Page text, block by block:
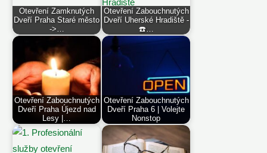
Otevření Zamknutých
Dveří Praha Staré město
->…
Otevření Zabouchnutých
Dveří Uherské Hradiště -
☎️…
Otevření Zabouchnutých
Dveří Praha Újezd nad
Lesy |…
Otevření Zabouchnutých
Dveří Praha 6 | Volejte
Nonstop